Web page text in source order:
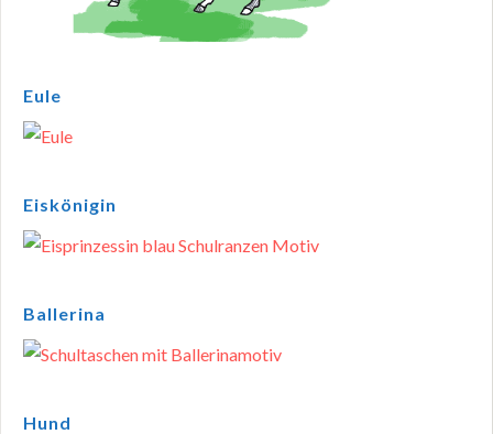
Eule
Eiskönigin
Ballerina
Hund